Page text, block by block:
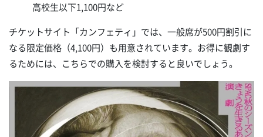
高校生以下1,100円など
チケットサイト「カンフェティ」では、一般席が500円割引に
なる限定価格（4,100円）も用意されています。お得に観劇す
るためには、こちらでの購入を検討すると良いでしょう。